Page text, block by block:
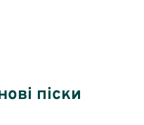
піски